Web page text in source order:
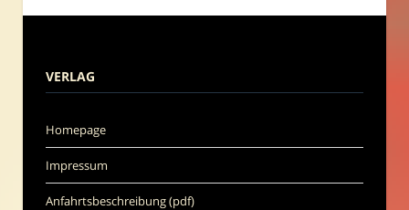
VERLAG
Homepage
Impressum
Anfahrtsbeschreibung (pdf)